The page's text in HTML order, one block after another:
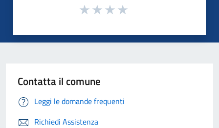
Contatta il comune
Leggi le domande frequenti
Richiedi Assistenza